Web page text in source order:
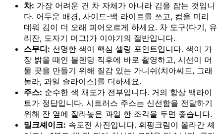
차: 가장 어려운 건 차 자체가 아니라 김을 잡는 것입니
다. 어두운 배경, 사이드-백 라이트를 쓰고, 컵을 미리
데워 김이 더 오래 피어오르게 하세요. 차 도구(다기, 유
리잔, 도자기 머그)가 이야기의 절반입니다.
스무디: 선명한 색이 핵심 셀링 포인트입니다. 색이 가
장 밝을 때인 블렌딩 직후에 바로 촬영하고, 시선이 머
물 곳을 만들기 위해 질감 있는 가니쉬(치아씨드, 그래
놀라, 과일 슬라이스)를 더하세요.
주스: 순수한 색 채도가 전부입니다. 거의 항상 백라이
트가 정답입니다. 시트러스 주스는 신선함을 전달하기
위해 잔 옆에 잘라놓은 과일 한 조각을 두면 좋습니다.
밀크셰이크: 속도전 사진입니다. 휘핑크림이 올라간 셰